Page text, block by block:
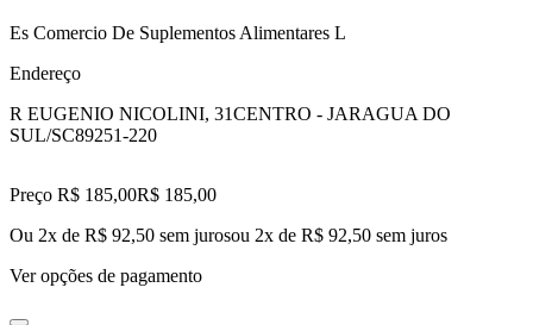
Es Comercio De Suplementos Alimentares L
Endereço
R EUGENIO NICOLINI, 31CENTRO - JARAGUA DO
SUL/SC89251-220
Preço R$ 185,00R$ 185,00
Ou 2x de R$ 92,50 sem jurosou 2x de R$ 92,50 sem juros
Ver opções de pagamento